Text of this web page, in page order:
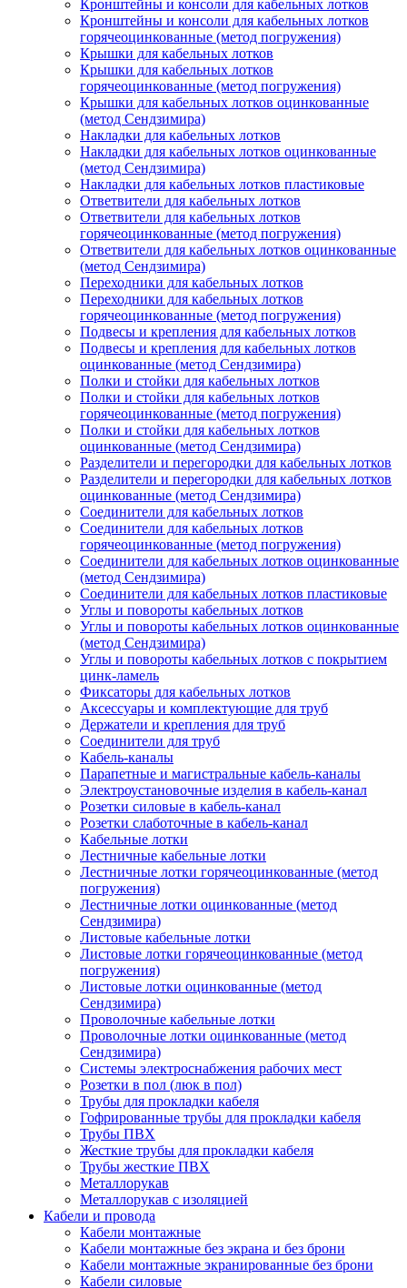
Кронштейны и консоли для кабельных лотков
Кронштейны и консоли для кабельных лотков
горячеоцинкованные (метод погружения)
Крышки для кабельных лотков
Крышки для кабельных лотков
горячеоцинкованные (метод погружения)
Крышки для кабельных лотков оцинкованные
(метод Сендзимира)
Накладки для кабельных лотков
Накладки для кабельных лотков оцинкованные
(метод Сендзимира)
Накладки для кабельных лотков пластиковые
Ответвители для кабельных лотков
Ответвители для кабельных лотков
горячеоцинкованные (метод погружения)
Ответвители для кабельных лотков оцинкованные
(метод Сендзимира)
Переходники для кабельных лотков
Переходники для кабельных лотков
горячеоцинкованные (метод погружения)
Подвесы и крепления для кабельных лотков
Подвесы и крепления для кабельных лотков
оцинкованные (метод Сендзимира)
Полки и стойки для кабельных лотков
Полки и стойки для кабельных лотков
горячеоцинкованные (метод погружения)
Полки и стойки для кабельных лотков
оцинкованные (метод Сендзимира)
Разделители и перегородки для кабельных лотков
Разделители и перегородки для кабельных лотков
оцинкованные (метод Сендзимира)
Соединители для кабельных лотков
Соединители для кабельных лотков
горячеоцинкованные (метод погружения)
Соединители для кабельных лотков оцинкованные
(метод Сендзимира)
Соединители для кабельных лотков пластиковые
Углы и повороты кабельных лотков
Углы и повороты кабельных лотков оцинкованные
(метод Сендзимира)
Углы и повороты кабельных лотков с покрытием
цинк-ламель
Фиксаторы для кабельных лотков
Аксессуары и комплектующие для труб
Держатели и крепления для труб
Соединители для труб
Кабель-каналы
Парапетные и магистральные кабель-каналы
Электроустановочные изделия в кабель-канал
Розетки силовые в кабель-канал
Розетки слаботочные в кабель-канал
Кабельные лотки
Лестничные кабельные лотки
Лестничные лотки горячеоцинкованные (метод
погружения)
Лестничные лотки оцинкованные (метод
Сендзимира)
Листовые кабельные лотки
Листовые лотки горячеоцинкованные (метод
погружения)
Листовые лотки оцинкованные (метод
Сендзимира)
Проволочные кабельные лотки
Проволочные лотки оцинкованные (метод
Сендзимира)
Системы электроснабжения рабочих мест
Розетки в пол (люк в пол)
Трубы для прокладки кабеля
Гофрированные трубы для прокладки кабеля
Трубы ПВХ
Жесткие трубы для прокладки кабеля
Трубы жесткие ПВХ
Металлорукав
Металлорукав с изоляцией
Кабели и провода
Кабели монтажные
Кабели монтажные без экрана и без брони
Кабели монтажные экранированные без брони
Кабели силовые